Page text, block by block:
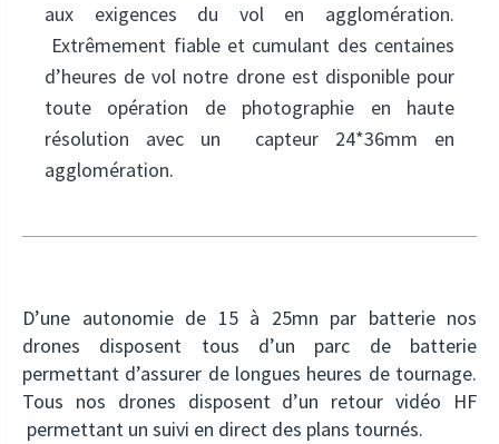
aux exigences du vol en agglomération.
Extrêmement fiable et cumulant des centaines
d’heures de vol notre drone est disponible pour
toute opération de photographie en haute
résolution avec un capteur 24*36mm en
agglomération.
D’une autonomie de 15 à 25mn par batterie nos
drones disposent tous d’un parc de batterie
permettant d’assurer de longues heures de tournage.
Tous nos drones disposent d’un retour vidéo HF
permettant un suivi en direct des plans tournés.